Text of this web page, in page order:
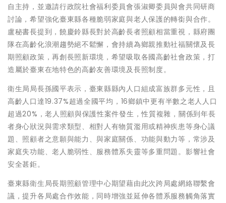
自主持，並邀請行政院社會福利委員會張淑卿委員與會共同研商
討論，希望強化臺東縣各種脆弱家庭與老人保護的轉銜與合作。
盧秘書長提到，饒慶鈴縣長對於高齡長者照顧相當重視，縣府團
隊在高齡化浪潮趨勢絕不鬆懈，會持續為鄉親推動社福關懷及長
期照顧政策，再創長照新環境，希望吸取各國高齡社會政策，打
造屬於臺東在地特色的高齡友善環境及長照制度。
衛生局局長孫國平表示，臺東縣縣內人口組成富族群多元性，且
高齡人口達19.37%超過全國平均，16鄉鎮中更有半數之老人人口
超過20%，老人照顧與保護性案件發生，性質複雜，關係到年長
者身心狀況與需求類型、相對人有物質濫用或精神疾患等身心議
題、照顧者之意願與能力、與家庭關係、功能與動力等，常涉及
家庭失功能、老人脆弱性、服務體系失靈等多重問題。影響社會
安全甚鉅。
臺東縣衛生局長期照顧管理中心期望藉由此次跨局處網絡聯繫會
議，提升各局處合作效能，同時增強並延伸各體系服務觸角落實